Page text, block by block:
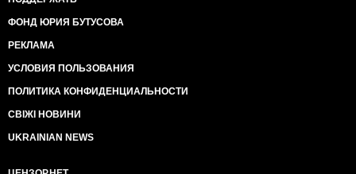
ФОНД ЮРИЯ БУТУСОВА
РЕКЛАМА
УСЛОВИЯ ПОЛЬЗОВАНИЯ
ПОЛИТИКА КОНФИДЕНЦИАЛЬНОСТИ
СВІЖІ НОВИНИ
UKRAINIAN NEWS